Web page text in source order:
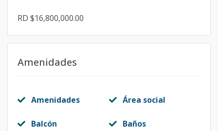
RD $16,800,000.00
Amenidades
Amenidades Área social
Balcón Baños